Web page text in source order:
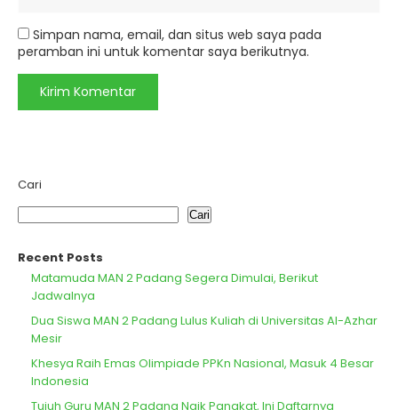
Simpan nama, email, dan situs web saya pada
peramban ini untuk komentar saya berikutnya.
Cari
Cari
Recent Posts
Matamuda MAN 2 Padang Segera Dimulai, Berikut
Jadwalnya
Dua Siswa MAN 2 Padang Lulus Kuliah di Universitas Al-Azhar
Mesir
Khesya Raih Emas Olimpiade PPKn Nasional, Masuk 4 Besar
Indonesia
Tujuh Guru MAN 2 Padang Naik Pangkat, Ini Daftarnya